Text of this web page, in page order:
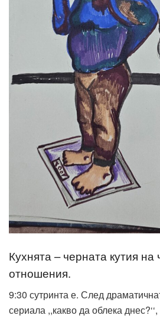
Кухнята – черната кутия на
отношения.
9:30 сутринта е. След
сериала ,,какво да облека